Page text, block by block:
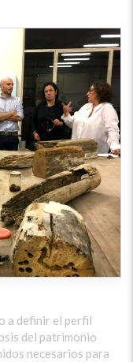
a definir el perfil
del patrimonio
necesarios para